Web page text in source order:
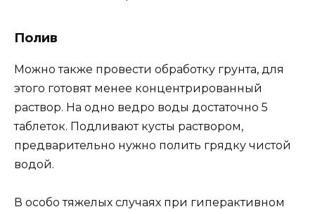
Полив
Можно также провести обработку грунта, для
этого готовят менее концентрированный
раствор. На одно ведро воды достаточно 5
таблеток. Подливают кусты раствором,
предварительно нужно полить грядку чистой
водой.
В особо тяжелых случаях при гиперактивном